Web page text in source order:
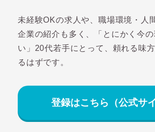
未経験OKの求人や、職場環境・人
企業の紹介も多く、「とにかく今
い」20代若手にとって、頼れる味
るはずです。
登録はこちら（公式サイ